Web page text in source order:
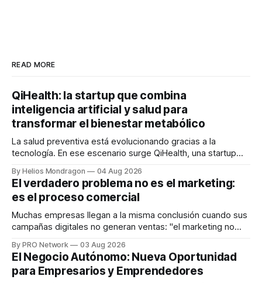
READ MORE
QiHealth: la startup que combina
inteligencia artificial y salud para
transformar el bienestar metabólico
La salud preventiva está evolucionando gracias a la
tecnología. En ese escenario surge QiHealth, una startup
dispositivos inteligentes, inteligencia artificial y monitoreo
en tiempo real para ayudar a las personas a tomar mejores
decisiones sobre su salud metabólica. Su propuesta busca
responder
By Helios Mondragon 04 Aug 2026
El verdadero problema no es el marketing:
es el proceso comercial
Muchas empresas llegan a la misma conclusión cuando sus
campañas digitales no generan ventas: "el marketing no
INTERIUS, el problema suele estar en otro lugar. Durante
una entrevista para el podcast SER PRO, el especialista en
marketing digital explicó que
By PRO Network 03 Aug 2026
El Negocio Autónomo: Nueva Oportunidad
para Empresarios y Emprendedores